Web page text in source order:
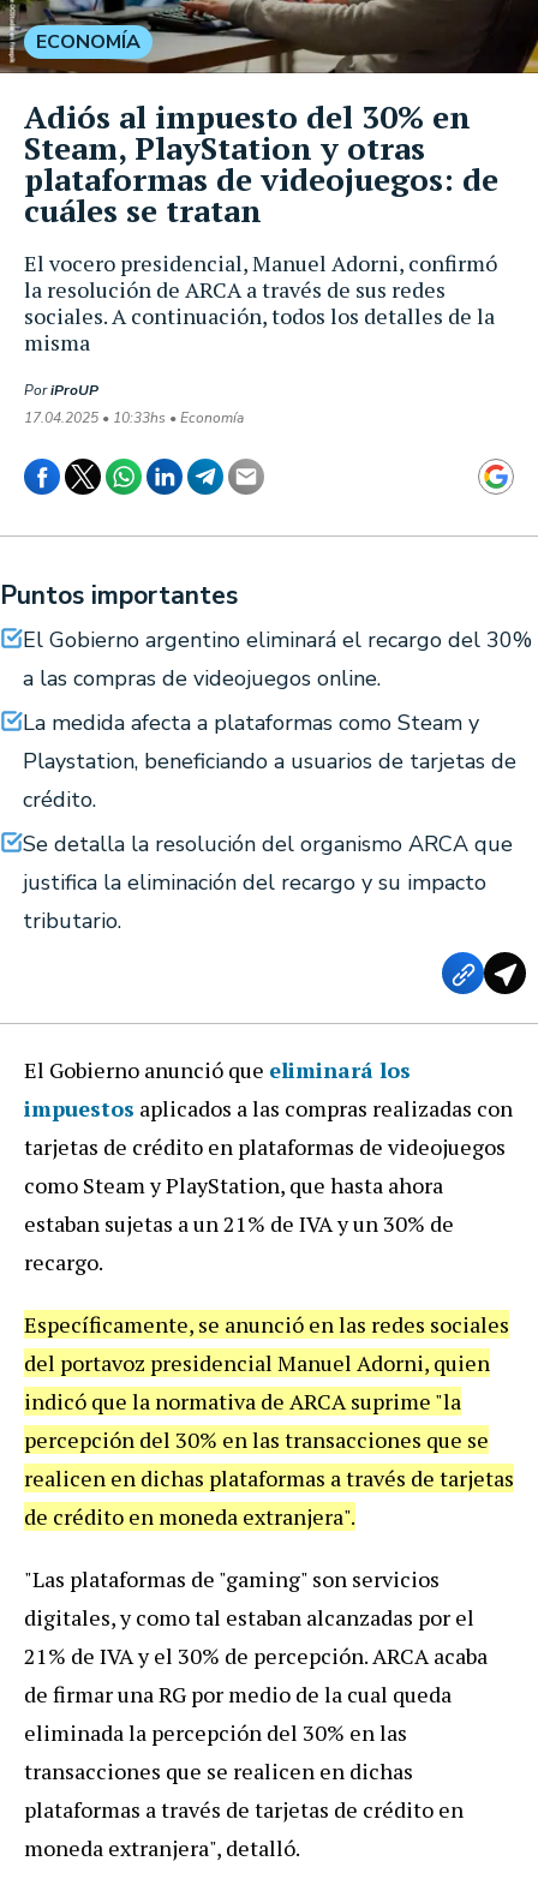
El vocero presidencial, Manuel Adorni, confirmó
la resolución de ARCA a través de sus redes
sociales. A continuación, todos los detalles de la
misma
PoriProUP
17.04.2025 • 10:33hs • Economía
ECONOMÍA
Adiós al impuesto del 30% en
Steam, PlayStation y otras
plataformas de videojuegos: de
cuáles se tratan
Puntos importantes
El Gobierno argentino eliminará el recargo del 30%
a las compras de videojuegos online.
La medida afecta a plataformas como Steam y
Playstation, beneficiando a usuarios de tarjetas de
crédito.
Se detalla la resolución del organismo ARCA que
justifica la eliminación del recargo y su impacto
tributario.
El Gobierno anunció que eliminará los
impuestos aplicados a las compras realizadas con
tarjetas de crédito en plataformas de videojuegos
como Steam y PlayStation, que hasta ahora
estaban sujetas a un 21% de IVA y un 30% de
recargo.
Específicamente, se anunció en las redes sociales
del portavoz presidencial Manuel Adorni, quien
indicó que la normativa de ARCA suprime "la
percepción del 30% en las transacciones que se
realicen en dichas plataformas a través de tarjetas
de crédito en moneda extranjera".
"Las plataformas de "gaming" son servicios
digitales, y como tal estaban alcanzadas por el
21% de IVA y el 30% de percepción. ARCA acaba
de firmar una RG por medio de la cual queda
eliminada la percepción del 30% en las
transacciones que se realicen en dichas
plataformas a través de tarjetas de crédito en
moneda extranjera", detalló.